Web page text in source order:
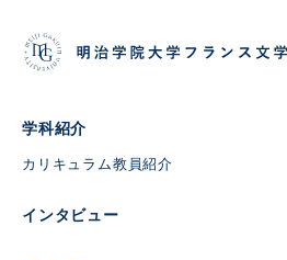
学科紹介
カリキュラム教員紹介
インタビュー